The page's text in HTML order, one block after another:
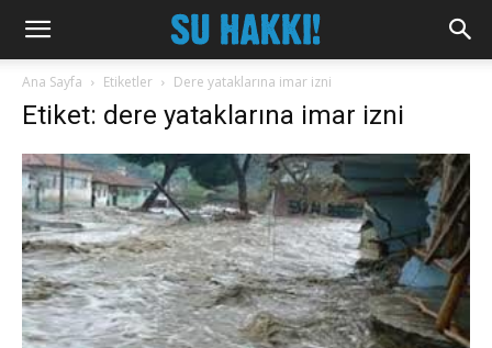
Ana Sayfa Etiketler Dere yataklarına imar izni
Etiket: dere yataklarına imar izni